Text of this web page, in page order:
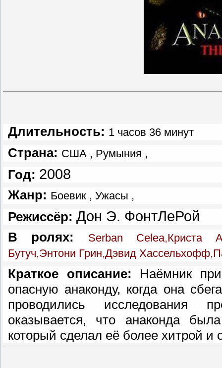
Длительность: 1 часов 36 минут
Страна: США , Румыния ,
Год: 2008
Жанр: Боевик , Ужасы ,
Режиссёр: Дон Э. ФонтЛеРой
В ролях: Serban Celea,Криста
Бутуч,Энтони Грин,Дэвид Хассельхофф,
Краткое описание: Наёмник
опасную анаконду, когда она
проводились исследования
оказывается, что анаконда
который сделал её более хитрой и